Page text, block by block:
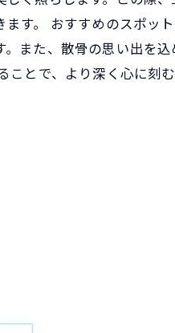
す。 おすすめのスポッ
また、散骨の思い出を
とで、より深く心に刻